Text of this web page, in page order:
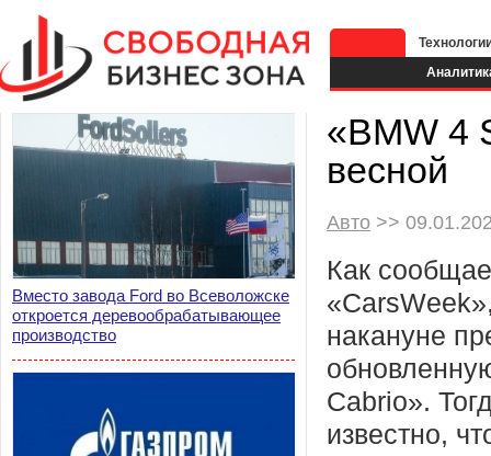
Вместо завода Ford во Всеволожске
откроется деревообрабатывающее
производство
«BMW 4
весной
Авто >>
Как
накануне
Cabrio».
известно,